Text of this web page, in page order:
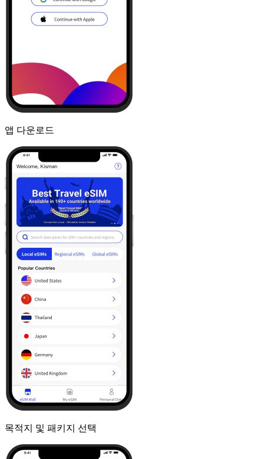
앱 다운로드
목적지 및 패키지 선택